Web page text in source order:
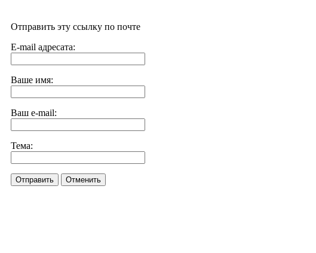
Отправить эту ссылку по почте
E-mail адресата:
Ваше имя:
Ваш e-mail:
Тема:
Отправить Отменить